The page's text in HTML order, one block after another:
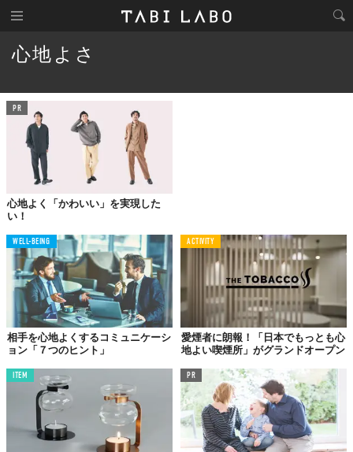
心地よさ
PR
心地よく「かわいい」を実現した
い！
WELL-BEING
相手を心地よくするコミュニケーシ
ョン「７つのヒント」
ACTIVITY
愛煙者に朗報！「日本でもっとも心
地よい喫煙所」がグランドオープン
ITEM PR